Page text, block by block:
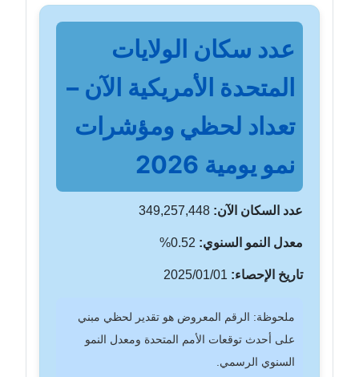
عدد سكان الولايات
المتحدة الأمريكية الآن –
تعداد لحظي ومؤشرات
نمو يومية 2026
عدد السكان الآن: 349,257,448
معدل النمو السنوي:
تاريخ الإحصاء:
ملحوظة: الرقم المعروض هو تقدير لحظي مبني
على أحدث توقعات الأمم المتحدة ومعدل النمو
السنوي الرسمي.